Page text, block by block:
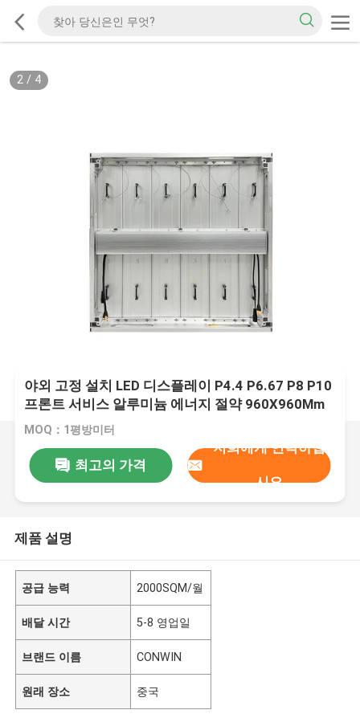
2/ 4
야외 고정 설치 LED 디스플레이 P4.4 P6.67 P8 P10
프론트 서비스 알루미늄 에너지 절약 960X960Mm
LED 비디오 벽 IP66
MOQ：1평방미터
최고의 가격
저희에게 연락하십
시오
제품 설명
공급 능력 2000SQM/월
배달 시간 5-8 영업일
브랜드 이름 CONWIN
원래 장소 중국